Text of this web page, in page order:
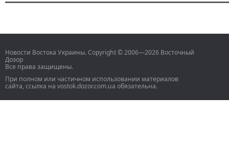
Новости Востока Украины. Copyright © 2006—2026 Восточный
Дозор
Все права защищены.
При полном или частичном использовании материалов
сайта, ссылка на vostok.dozor.com.ua обязательна.